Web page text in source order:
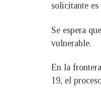
solicitante
Se espera
vulnerable.
En la
19, el